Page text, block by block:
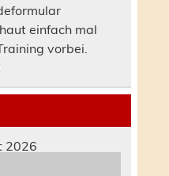
einfach mal
vorbei.
2026